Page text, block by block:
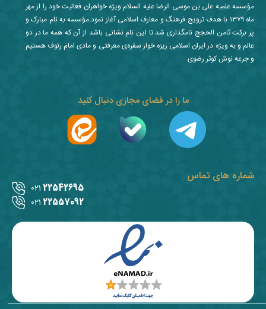
شماره های تماس
22542695
021
22557092
021
ما را در فضای مجازی دنبال کنید
مؤسسه علمیه علی بن موسی الرضا علیه السلام ویژه خواهران فعالیت خود را از مهر
ماه ۱۳۷۹ با هدف ترویج فرهنگ و معارف اسلامی آغاز نمود.مؤسسه به نام مبارک و
پر برکت ثامن الحجج نامگذاری شد تا این نام نشانی باشد از آن که همه ما در دو
عالم و به ویژه در ایران اسلامی ریزه خوار سفره‌ی معرفتی و مادی امام رئوف هستیم
و جرعه نوش کوثر رضوی.